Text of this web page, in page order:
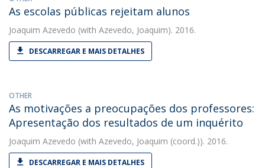
As escolas públicas rejeitam alunos
Joaquim Azevedo (with Azevedo, Joaquim). 2016.
DESCARREGAR E MAIS DETALHES
OTHER
As motivações a preocupações dos professores:
Apresentação dos resultados de um inquérito
Joaquim Azevedo (with Azevedo, Joaquim (coord.)). 2016.
DESCARREGAR E MAIS DETALHES